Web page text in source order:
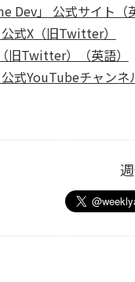
Dev」 公式サイト（
式X（旧Twitter）
旧Twitter）（英語）
公式YouTubeチャンネ